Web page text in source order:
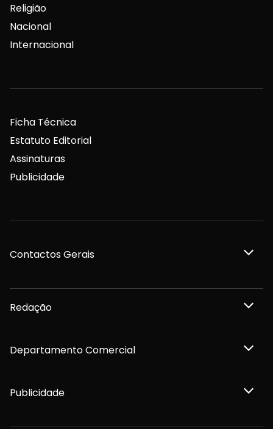
Religião
Nacional
Internacional
Ficha Técnica
Estatuto Editorial
Assinaturas
Publicidade
Contactos Gerais
Redação
Departamento Comercial
Publicidade